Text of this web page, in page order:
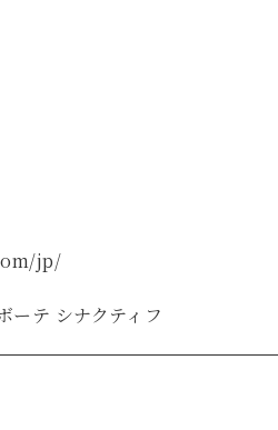
jp/
テ シナクティフ